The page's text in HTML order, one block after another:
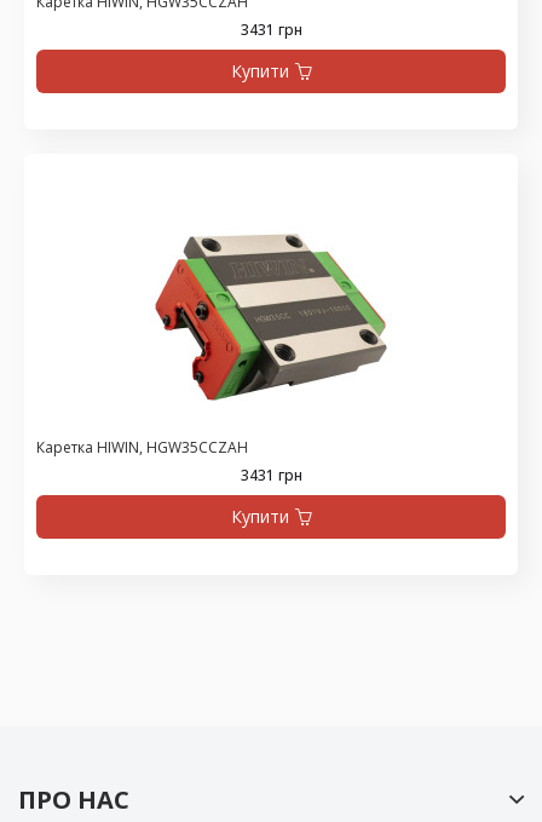
3431 грн
Купити
Каретка HIWIN, HGW35CCZAH
3431 грн
Купити
ПРО НАС